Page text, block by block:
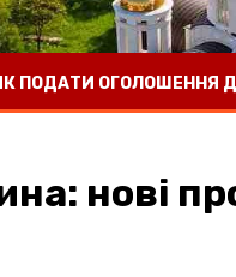
ПОДАТИ ОГОЛОШЕННЯ
нові